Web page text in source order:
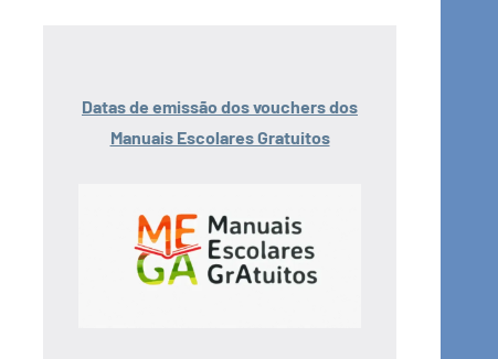
Datas de emissão dos vouchers dos
Manuais Escolares Gratuitos